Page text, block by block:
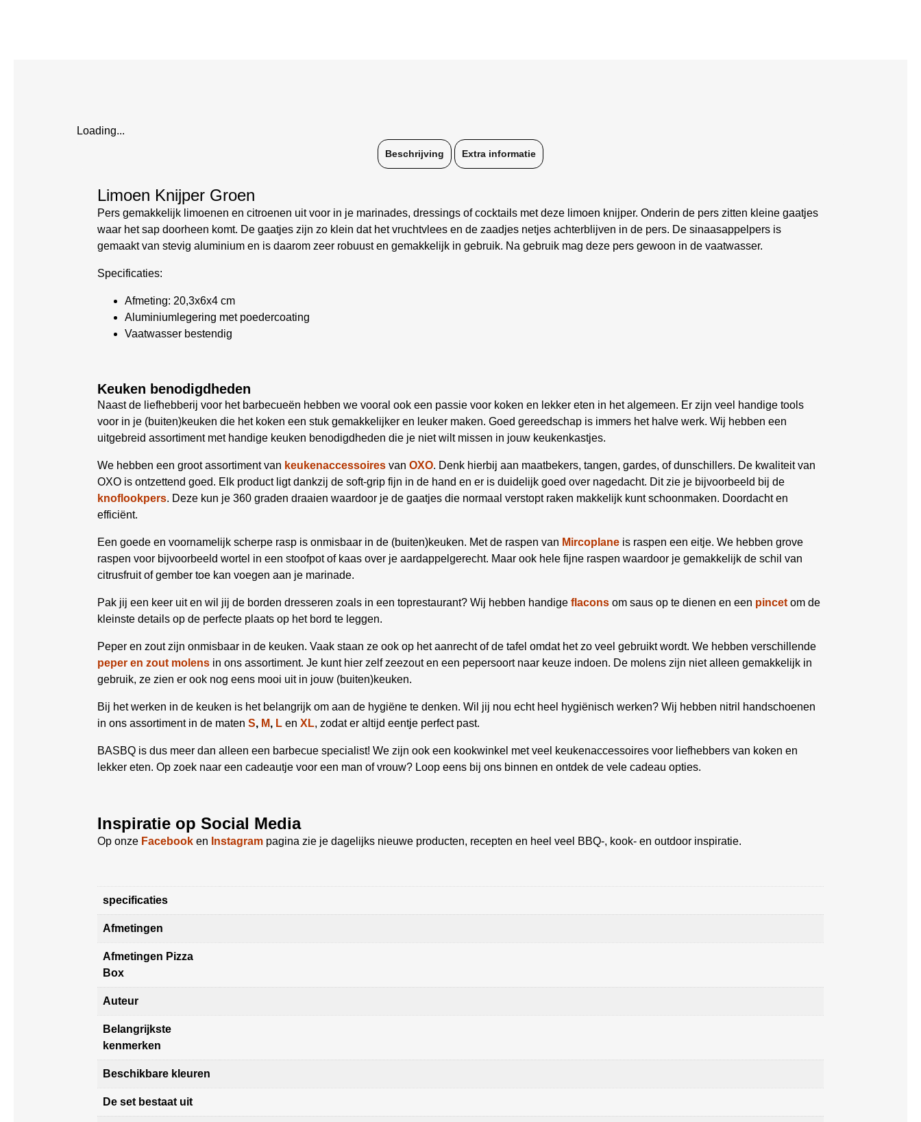
Loading...
Beschrijving Extra informatie
Limoen Knijper Groen
Pers gemakkelijk limoenen en citroenen uit voor in je marinades, dressings of cocktails met deze limoen knijper. Onderin de pers zitten kleine gaatjes
waar het sap doorheen komt. De gaatjes zijn zo klein dat het vruchtvlees en de zaadjes netjes achterblijven in de pers. De sinaasappelpers is
gemaakt van stevig aluminium en is daarom zeer robuust en gemakkelijk in gebruik. Na gebruik mag deze pers gewoon in de vaatwasser.
Specificaties:
Afmeting: 20,3x6x4 cm
Aluminiumlegering met poedercoating
Vaatwasser bestendig
Keuken benodigdheden
Naast de liefhebberij voor het barbecueën hebben we vooral ook een passie voor koken en lekker eten in het algemeen. Er zijn veel handige tools
voor in je (buiten)keuken die het koken een stuk gemakkelijker en leuker maken. Goed gereedschap is immers het halve werk. Wij hebben een
uitgebreid assortiment met handige keuken benodigdheden die je niet wilt missen in jouw keukenkastjes.
We hebben een groot assortiment van keukenaccessoires van OXO. Denk hierbij aan maatbekers, tangen, gardes, of dunschillers. De kwaliteit van
OXO is ontzettend goed. Elk product ligt dankzij de soft-grip fijn in de hand en er is duidelijk goed over nagedacht. Dit zie je bijvoorbeeld bij de
knoflookpers. Deze kun je 360 graden draaien waardoor je de gaatjes die normaal verstopt raken makkelijk kunt schoonmaken. Doordacht en
efficiënt.
Een goede en voornamelijk scherpe rasp is onmisbaar in de (buiten)keuken. Met de raspen van Mircoplane is raspen een eitje. We hebben grove
raspen voor bijvoorbeeld wortel in een stoofpot of kaas over je aardappelgerecht. Maar ook hele fijne raspen waardoor je gemakkelijk de schil van
citrusfruit of gember toe kan voegen aan je marinade.
Pak jij een keer uit en wil jij de borden dresseren zoals in een toprestaurant? Wij hebben handige flacons om saus op te dienen en een pincet om de
kleinste details op de perfecte plaats op het bord te leggen.
Peper en zout zijn onmisbaar in de keuken. Vaak staan ze ook op het aanrecht of de tafel omdat het zo veel gebruikt wordt. We hebben verschillende
peper en zout molens in ons assortiment. Je kunt hier zelf zeezout en een pepersoort naar keuze indoen. De molens zijn niet alleen gemakkelijk in
gebruik, ze zien er ook nog eens mooi uit in jouw (buiten)keuken.
Bij het werken in de keuken is het belangrijk om aan de hygiëne te denken. Wil jij nou echt heel hygiënisch werken? Wij hebben nitril handschoenen
in ons assortiment in de maten S, M, L en XL, zodat er altijd eentje perfect past.
BASBQ is dus meer dan alleen een barbecue specialist! We zijn ook een kookwinkel met veel keukenaccessoires voor liefhebbers van koken en
lekker eten. Op zoek naar een cadeautje voor een man of vrouw? Loop eens bij ons binnen en ontdek de vele cadeau opties.
Inspiratie op Social Media
Op onze Facebook en Instagram pagina zie je dagelijks nieuwe producten, recepten en heel veel BBQ-, kook- en outdoor inspiratie.
specificaties
Afmetingen
Afmetingen Pizza
Box
Auteur
Belangrijkste
kenmerken
Beschikbare kleuren
De set bestaat uit